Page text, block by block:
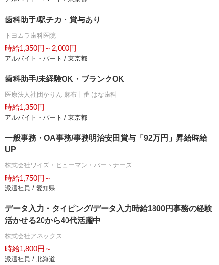
歯科助手/駅チカ・賞与あり
トヨムラ歯科医院
時給1,350円～2,000円
アルバイト・パート / 東京都
歯科助手/未経験OK・ブランクOK
医療法人社団かりん 麻布十番 はな歯科
時給1,350円
アルバイト・パート / 東京都
一般事務・OA事務/事務明治安田賞与「92万円」昇給時給
UP
株式会社ワイズ・ヒューマン・パートナーズ
時給1,750円～
派遣社員 / 愛知県
データ入力・タイピング/データ入力時給1800円事務の経験
活かせる20から40代活躍中
株式会社アネックス
時給1,800円～
派遣社員 / 北海道